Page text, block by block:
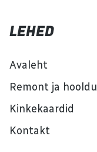
LEHED
Avaleht
Remont ja
Kinkekaardid
Kontakt